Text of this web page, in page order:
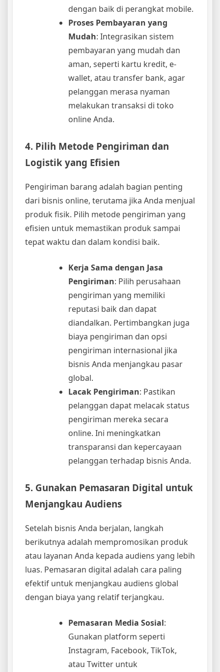
dengan baik di perangkat mobile.
Proses Pembayaran yang
Mudah: Integrasikan sistem
pembayaran yang mudah dan
aman, seperti kartu kredit, e-
wallet, atau transfer bank, agar
pelanggan merasa nyaman
melakukan transaksi di toko
online Anda.
4. Pilih Metode Pengiriman dan
Logistik yang Efisien
Pengiriman barang adalah bagian penting
dari bisnis online, terutama jika Anda menjual
produk fisik. Pilih metode pengiriman yang
efisien untuk memastikan produk sampai
tepat waktu dan dalam kondisi baik.
Kerja Sama dengan Jasa
Pengiriman: Pilih perusahaan
pengiriman yang memiliki
reputasi baik dan dapat
diandalkan. Pertimbangkan juga
biaya pengiriman dan opsi
pengiriman internasional jika
bisnis Anda menjangkau pasar
global.
Lacak Pengiriman: Pastikan
pelanggan dapat melacak status
pengiriman mereka secara
online. Ini meningkatkan
transparansi dan kepercayaan
pelanggan terhadap bisnis Anda.
5. Gunakan Pemasaran Digital untuk
Menjangkau Audiens
Setelah bisnis Anda berjalan, langkah
berikutnya adalah mempromosikan produk
atau layanan Anda kepada audiens yang lebih
luas. Pemasaran digital adalah cara paling
efektif untuk menjangkau audiens global
dengan biaya yang relatif terjangkau.
Pemasaran Media Sosial:
Gunakan platform seperti
Instagram, Facebook, TikTok,
atau Twitter untuk